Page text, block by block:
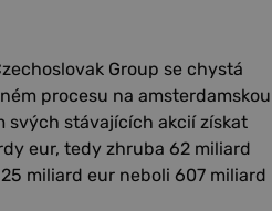
Group se chystá
procesu na amsterdamskou
svých stávajících akcií získat
eur, tedy zhruba 62 miliard
miliard eur neboli 607 miliard